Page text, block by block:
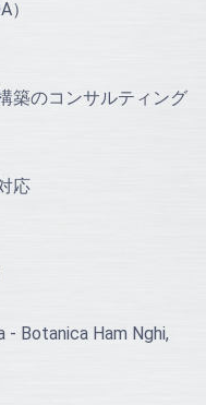
築のコンサルティング
応
- Botanica Ham Nghi,